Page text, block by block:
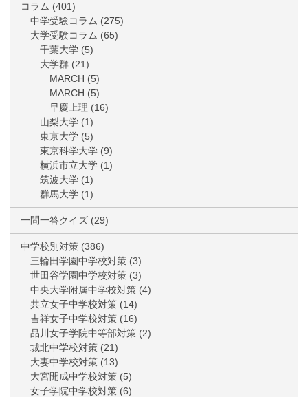
コラム (401)
中学受験コラム (275)
大学受験コラム (65)
千葉大学 (5)
大学群 (21)
MARCH (5)
MARCH (5)
早慶上理 (16)
山梨大学 (1)
東京大学 (5)
東京科学大学 (9)
横浜市立大学 (1)
筑波大学 (1)
群馬大学 (1)
一問一答クイズ (29)
中学校別対策 (386)
三輪田学園中学校対策 (3)
世田谷学園中学校対策 (3)
中央大学附属中学校対策 (4)
共立女子中学校対策 (14)
吉祥女子中学校対策 (16)
品川女子学院中等部対策 (2)
城北中学校対策 (21)
大妻中学校対策 (13)
大宮開成中学校対策 (5)
女子学院中学校対策 (6)